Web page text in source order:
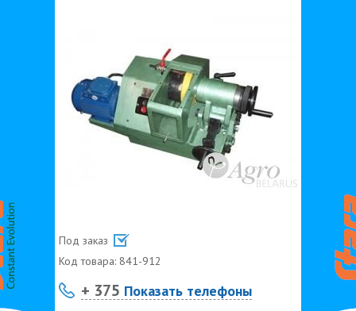
Под заказ
Код товара: 841-912
+ 375 Показать телефоны